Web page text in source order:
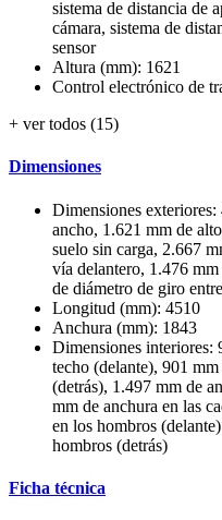
sistema de distancia de
cámara, sistema de
sensor
Altura (mm): 1621
Control electrónico de
+ ver todos (15)
Dimensiones
Dimensiones
ancho, 1.621 mm de
suelo sin carga, 2.667
vía delantero, 1.476
de diámetro de giro
Longitud (mm): 4510
Anchura (mm): 1843
Dimensiones interiores:
techo (delante), 901
(detrás), 1.497 mm de
mm de anchura en las
en los hombros
hombros (detrás)
Ficha técnica